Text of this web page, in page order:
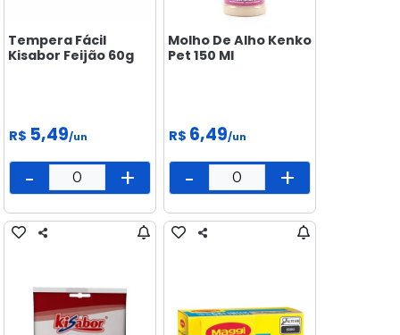
Tempera Fácil
Kisabor Feijão 60g
R$ 5,49/un
- +
Molho De Alho Kenko
Pet 150 Ml
R$ 6,49/un
- +